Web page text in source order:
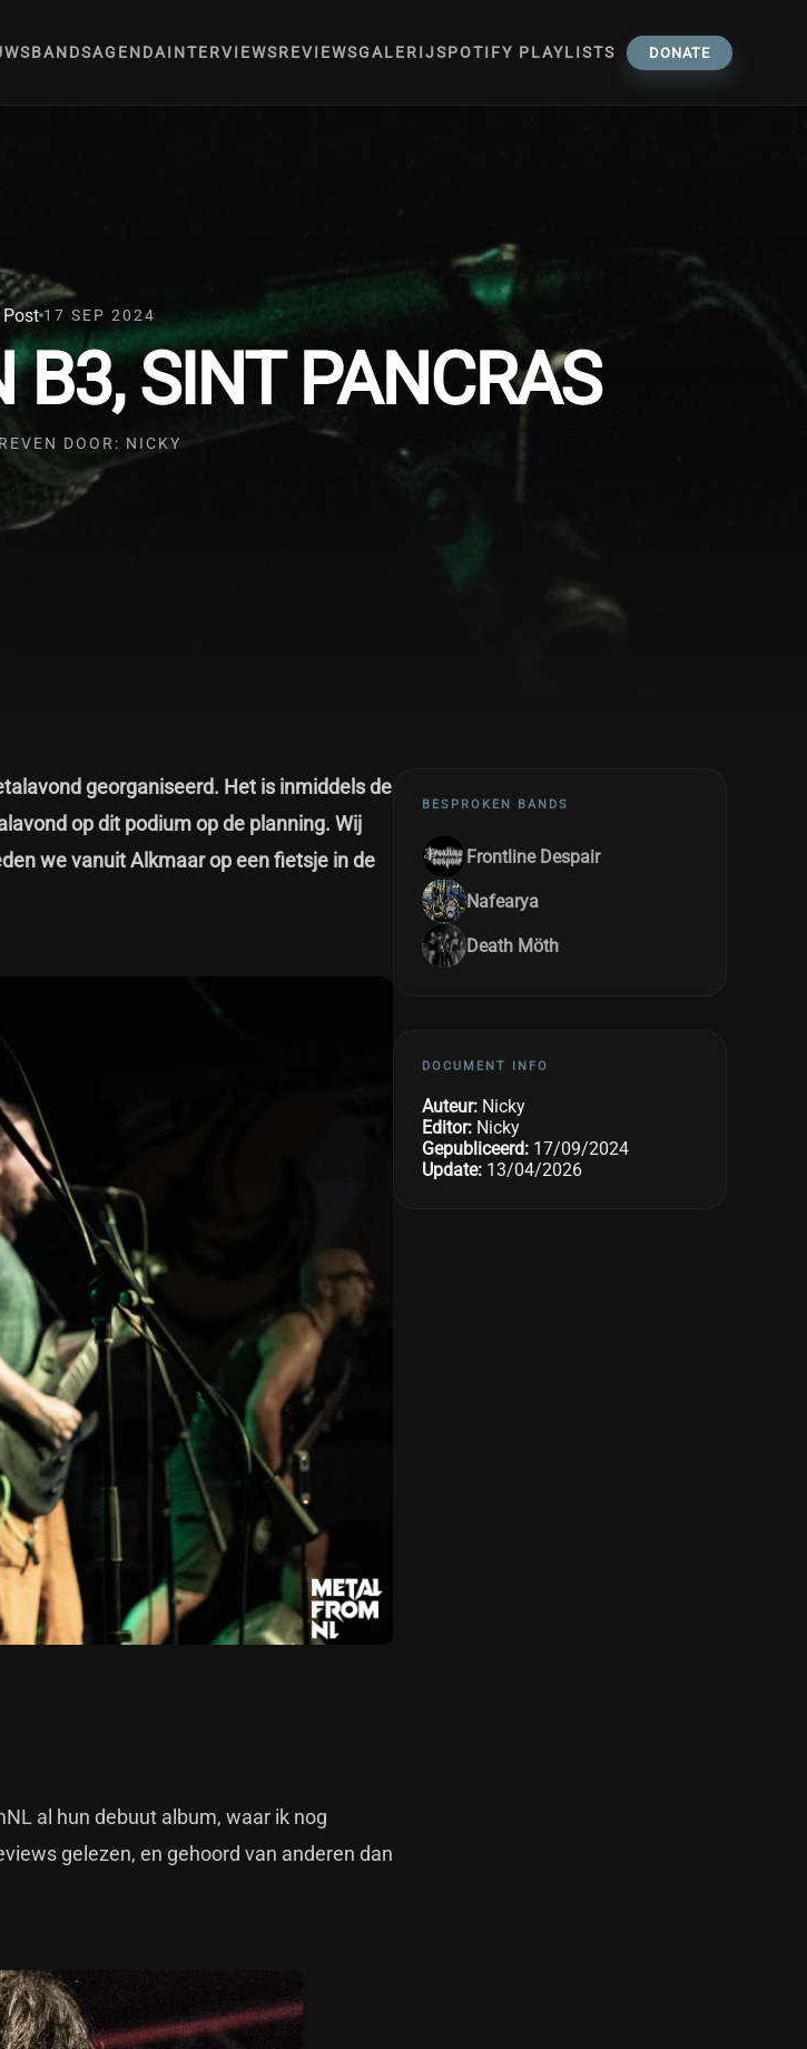
BANDSAGENDAINTERVIEWSREVIEWSGALERIJSPOTIFY PLAYLISTS DONATE
17 SEP 2024
SINT PANCRAS
DOOR: NICKY
georganiseerd. Het is inmiddels de
op dit podium op de planning. Wij
we vanuit Alkmaar op een fietsje in de
al hun debuut album, waar ik nog
gelezen, en gehoord van anderen dan
BESPROKEN BANDS
Frontline Despair
Nafearya
Death Möth
DOCUMENT INFO
Auteur: Nicky
Editor: Nicky
Gepubliceerd: 17/09/2024
Update: 13/04/2026